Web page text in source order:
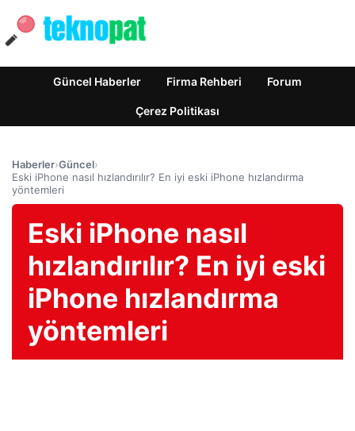
Güncel Haberler Firma Rehberi Forum
Çerez Politikası
Haberler›Güncel›
Eski iPhone nasıl hızlandırılır? En iyi eski iPhone hızlandırma
yöntemleri
Eski iPhone nasıl
hızlandırılır? En iyi eski
iPhone hızlandırma
yöntemleri